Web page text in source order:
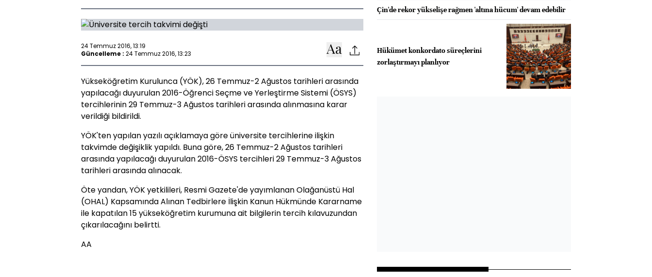
24 Temmuz 2016, 13:19
Güncelleme : 24 Temmuz 2016, 13:23
Yükseköğretim Kurulunca (YÖK), 26 Temmuz-2 Ağustos tarihleri arasında
yapılacağı duyurulan 2016-Öğrenci Seçme ve Yerleştirme Sistemi (ÖSYS)
tercihlerinin 29 Temmuz-3 Ağustos tarihleri arasında alınmasına karar
verildiği bildirildi.
YÖK'ten yapılan yazılı açıklamaya göre üniversite tercihlerine ilişkin
takvimde değişiklik yapıldı. Buna göre, 26 Temmuz-2 Ağustos tarihleri
arasında yapılacağı duyurulan 2016-ÖSYS tercihleri 29 Temmuz-3 Ağustos
tarihleri arasında alınacak.
Öte yandan, YÖK yetkilileri, Resmi Gazete'de yayımlanan Olağanüstü Hal
(OHAL) Kapsamında Alınan Tedbirlere İlişkin Kanun Hükmünde Kararname
ile kapatılan 15 yükseköğretim kurumuna ait bilgilerin tercih kılavuzundan
çıkarılacağını belirtti.
AA
Çin'de rekor yükselişe rağmen 'altına hücum' devam edebilir
Hükümet konkordato süreçlerini
zorlaştırmayı planlıyor